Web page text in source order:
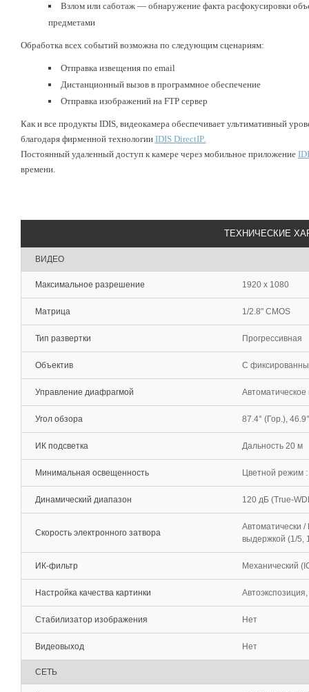
Взлом или саботаж — обнаружение факта расфокусировки
предметами
Обработка всех событий возможна по следующим сценариям:
Отправка извещения по email
Дистанционный вызов в программное обеспечение
Отправка изображений на FTP сервер
Как и все продукты IDIS, видеокамера обеспечивает ультимативный
благодаря фирменной технологии IDIS DirectIP.
Постоянный удаленный доступ к камере через мобильное приложение
времени.
ТЕХНИЧЕСКИЕ
ВИДЕО
Максимальное разрешение 1920 x 1080
Матрица 1/2.8" CMOS
Тип развертки Прогрессивная
Объектив С
Управление диафрагмой Автоматическое
Угол обзора 87.4° (Гор.),
ИК подсветка Дальность 20 м
Минимальная освещенность Цветной режим
Динамический диапазон 120 дБ (True-
Скорость электронного затвора
Автоматически
выдержкой (1/5,
ИК-фильтр Механический
Настройка качества картинки
Стабилизатор изображения Нет
Видеовыход Нет
СЕТЬ